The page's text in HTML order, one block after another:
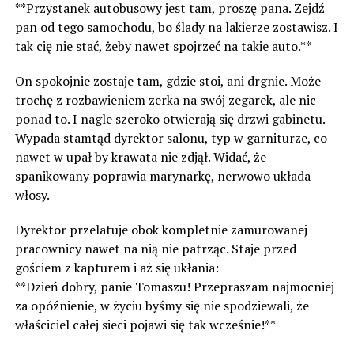
**Przystanek autobusowy jest tam, proszę pana. Zejdź
pan od tego samochodu, bo ślady na lakierze zostawisz. I
tak cię nie stać, żeby nawet spojrzeć na takie auto.**
On spokojnie zostaje tam, gdzie stoi, ani drgnie. Może
trochę z rozbawieniem zerka na swój zegarek, ale nic
ponad to. I nagle szeroko otwierają się drzwi gabinetu.
Wypada stamtąd dyrektor salonu, typ w garniturze, co
nawet w upał by krawata nie zdjął. Widać, że
spanikowany poprawia marynarkę, nerwowo układa
włosy.
Dyrektor przelatuje obok kompletnie zamurowanej
pracownicy nawet na nią nie patrząc. Staje przed
gościem z kapturem i aż się ukłania:
**Dzień dobry, panie Tomaszu! Przepraszam najmocniej
za opóźnienie, w życiu byśmy się nie spodziewali, że
właściciel całej sieci pojawi się tak wcześnie!**